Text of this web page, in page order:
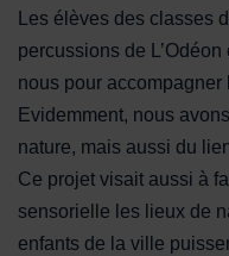
Les élèves des classes
percussions de
nous pour
Evidemment, nous
nature, mais aussi du
Ce projet visait aussi à
sensorielle les lieux de
enfants de la ville